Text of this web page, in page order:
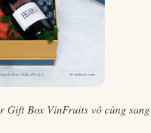
Gift Box VinFruits vô cùng